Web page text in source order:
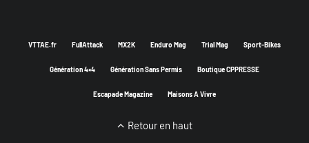
VTTAE.fr FullAttack MX2K Enduro Mag Trial Mag Sport-Bikes
Génération 4×4 Génération Sans Permis Boutique CPPRESSE
Escapade Magazine Maisons A Vivre
Retour en haut